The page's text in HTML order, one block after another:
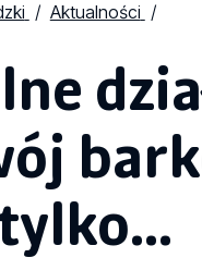
Aktualności